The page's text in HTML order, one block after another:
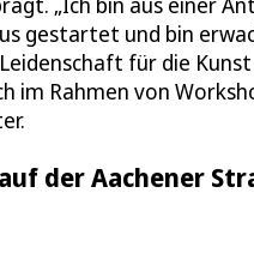
gestartet und bin
für die
im Rahmen von
der Aachener